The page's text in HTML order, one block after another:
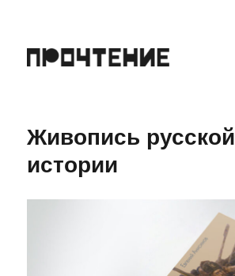
Живопись русской
истории